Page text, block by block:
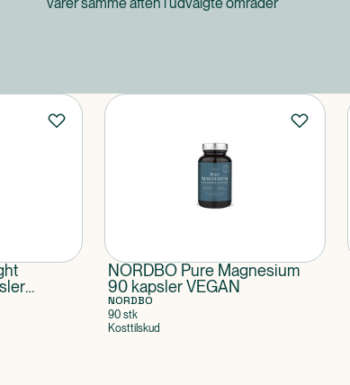
NORDBO Pure Magnesium
90 kapsler VEGAN
NORDBO
90 stk
Kosttilskud